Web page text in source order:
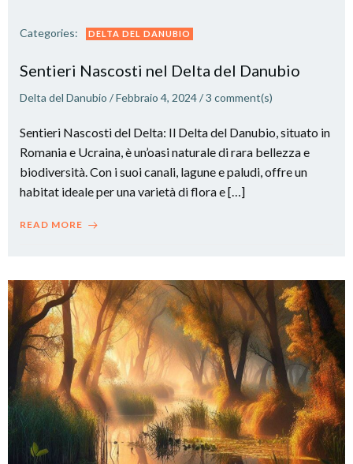
Categories: DELTA DEL DANUBIO
Sentieri Nascosti nel Delta del Danubio
Delta del Danubio /Febbraio 4, 2024/3 comment(s)
Sentieri Nascosti del Delta: Il Delta del Danubio, situato in
Romania e Ucraina, è un’oasi naturale di rara bellezza e
biodiversità. Con i suoi canali, lagune e paludi, offre un
habitat ideale per una varietà di flora e […]
READ MORE